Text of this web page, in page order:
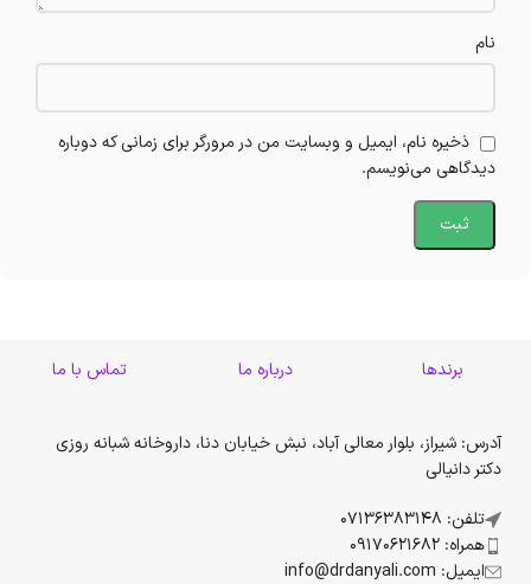
نام
ذخیره نام، ایمیل و وبسایت من در مرورگر برای زمانی که دوباره
دیدگاهی می‌نویسم.
برندها درباره ما تماس با ما
آدرس: شیراز، بلوار معالی آباد، نبش خیابان دنا، داروخانه شبانه روزی
دکتر دانیالی
تلفن: 07136383148
همراه: 09170621682
ایمیل: info@drdanyali.com